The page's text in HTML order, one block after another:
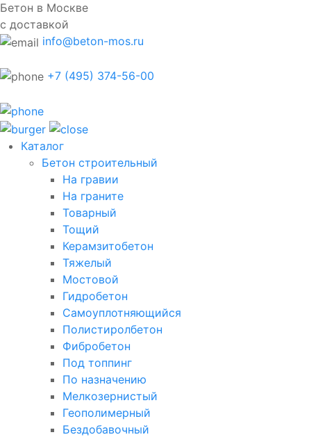
Бетон в Москве
с доставкой
info@beton-mos.ru
+7 (495) 374-56-00
Каталог
Бетон строительный
На гравии
На граните
Товарный
Тощий
Керамзитобетон
Тяжелый
Мостовой
Гидробетон
Самоуплотняющийся
Полистиролбетон
Фибробетон
Под топпинг
По назначению
Мелкозернистый
Геополимерный
Бездобавочный